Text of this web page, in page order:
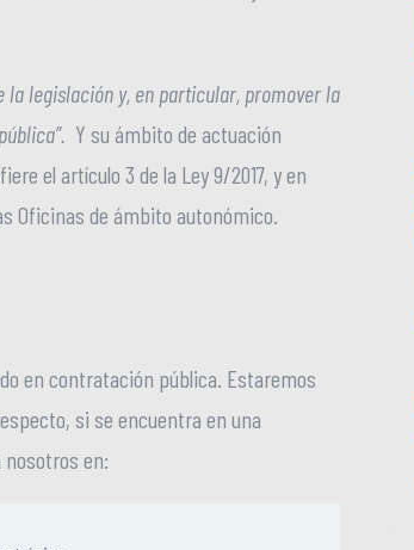
legislación y, en particular, promover la
Y su ámbito de actuación
el artículo 3 de la Ley 9/2017, y en
Oficinas de ámbito autonómico.
en contratación pública. Estaremos
si se encuentra en una
en: